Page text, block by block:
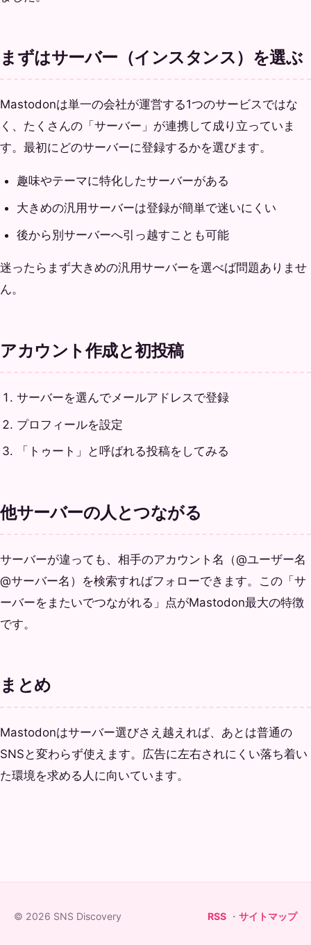
まずはサーバー（インスタンス）を選ぶ
Mastodonは単一の会社が運営する1つのサービスではな
く、たくさんの「サーバー」が連携して成り立っていま
す。最初にどのサーバーに登録するかを選びます。
趣味やテーマに特化したサーバーがある
大きめの汎用サーバーは登録が簡単で迷いにくい
後から別サーバーへ引っ越すことも可能
迷ったらまず大きめの汎用サーバーを選べば問題ありませ
ん。
アカウント作成と初投稿
サーバーを選んでメールアドレスで登録
プロフィールを設定
「トゥート」と呼ばれる投稿をしてみる
他サーバーの人とつながる
サーバーが違っても、相手のアカウント名（@ユーザー名
@サーバー名）を検索すればフォローできます。この「サ
ーバーをまたいでつながれる」点がMastodon最大の特徴
です。
まとめ
Mastodonはサーバー選びさえ越えれば、あとは普通の
SNSと変わらず使えます。広告に左右されにくい落ち着い
た環境を求める人に向いています。
© 2026 SNS Discovery RSS ・ サイトマップ